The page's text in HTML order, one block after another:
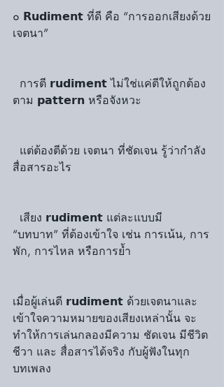
๐ 𝗥𝘂𝗱𝗶𝗺𝗲𝗻𝘁 ที่ดี คือ “การออกเสียงด้วย
เจตนา”
การตี 𝗿𝘂𝗱𝗶𝗺𝗲𝗻𝘁 ไม่ใช่แค่ตีให้ถูกต้อง
ตาม 𝗽𝗮𝘁𝘁𝗲𝗿𝗻 หรือจังหวะ
แต่ต้องตีด้วย เจตนา ที่ชัดเจน รู้ว่ากำลัง
สื่อสารอะไร
เสียง 𝗿𝘂𝗱𝗶𝗺𝗲𝗻𝘁 แต่ละแบบมี
“บทบาท” ที่ต้องเข้าใจ เช่น การเน้น, การ
พัก, การไหล หรือการย้ำ
เมื่อผู้เล่นตี 𝗿𝘂𝗱𝗶𝗺𝗲𝗻𝘁 ด้วยเจตนาและ
เข้าใจความหมายของเสียงเหล่านั้น จะ
ทำให้การเล่นกลองมีความ ชัดเจน มีชีวิต
ชีวา และ สื่อสารได้จริง กับผู้ฟังในทุก
บทเพลง